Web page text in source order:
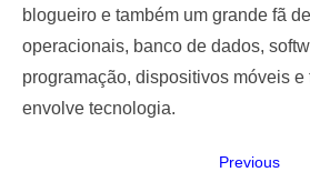
blogueiro e também um grande fã
operacionais, banco de dados,
programação, dispositivos móveis e
envolve tecnologia.
Previous